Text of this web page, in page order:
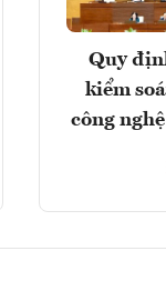
Quy
kiểm
công